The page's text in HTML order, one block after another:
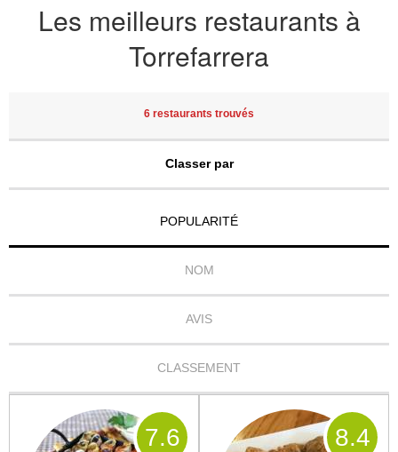
Les meilleurs restaurants à
Torrefarrera
6 restaurants trouvés
Classer par
POPULARITÉ
NOM
AVIS
CLASSEMENT
7.6 8.4